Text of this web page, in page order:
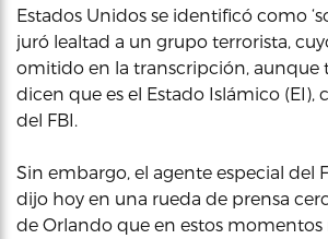
Estados Unidos se identificó como
juró lealtad a un grupo terrorista,
omitido en la transcripción, aunque
dicen que es el Estado Islámico (EI),
del FBI.
Sin embargo, el agente especial del
dijo hoy en una rueda de prensa
de Orlando que en estos momentos